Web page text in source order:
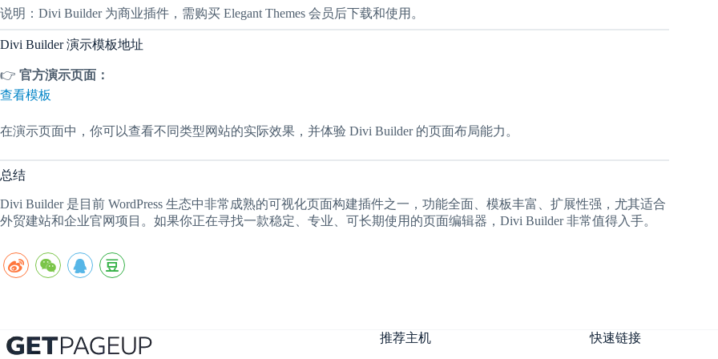
说明：Divi Builder 为商业插件，需购买 Elegant Themes 会员后下载和使用。
Divi Builder 演示模板地址
👉 官方演示页面：
查看模板
在演示页面中，你可以查看不同类型网站的实际效果，并体验 Divi Builder 的页面布局能力。
总结
Divi Builder 是目前 WordPress 生态中非常成熟的可视化页面构建插件之一，功能全面、模板丰富、扩展性强，尤其适合
外贸建站和企业官网项目。如果你正在寻找一款稳定、专业、可长期使用的页面编辑器，Divi Builder 非常值得入手。
推荐主机 快速链接